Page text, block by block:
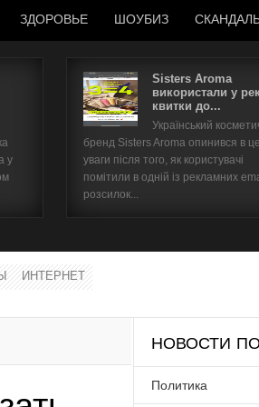
ЗДОРОВЬЕ ШОУБИЗ
у
Sisters Aroma
використали у
квитки до...
Український
бренд Sisters Aroma опинився в
уваги після того, як користувачі
помітили в одній із рекламних
розсилок...
ИНТЕРНЕТ
НОВОСТИ
Политика
пользователя
Забыли имя пользователя?